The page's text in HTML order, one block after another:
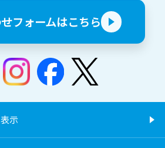
フォームはこちら
示